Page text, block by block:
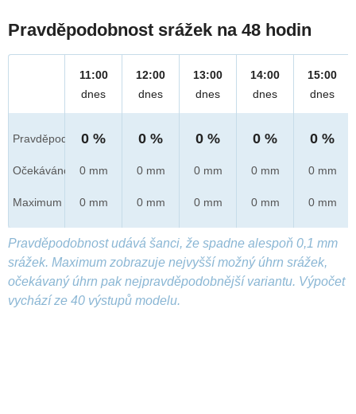
Pravděpodobnost srážek na 48 hodin
Pravděpod.
Očekáváno
Maximum
11:00
dnes
0 %
0 mm
0 mm
12:00
dnes
0 %
0 mm
0 mm
13:00
dnes
0 %
0 mm
0 mm
14:00
dnes
0 %
0 mm
0 mm
15:00
dnes
0 %
0 mm
0 mm
Pravděpodobnost udává šanci, že spadne alespoň 0,1 mm
srážek. Maximum zobrazuje nejvyšší možný úhrn srážek,
očekávaný úhrn pak nejpravděpodobnější variantu. Výpočet
vychází ze 40 výstupů modelu.